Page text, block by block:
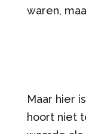
waren,
Maar hier
hoort niet